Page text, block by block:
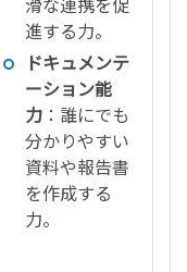
進する力。
ドキュメンテ
ーション能
力 ：誰にでも
分かりやすい
資料や報告書
を作成する
力。